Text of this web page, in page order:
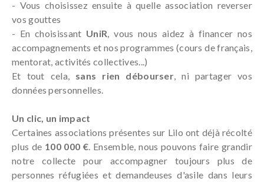
- Vous choisissez ensuite à quelle association reverser
vos gouttes
- En choisissant UniR , vous nous aidez à financer nos
accompagnements et nos programmes (cours de français,
mentorat, activités collectives...)
Et tout cela, sans rien débourser , ni partager vos
données personnelles.
Un clic, un impact
Certaines associations présentes sur Lilo ont déjà récolté
plus de 100 000 € . Ensemble, nous pouvons faire grandir
notre collecte pour accompagner toujours plus de
personnes réfugiées et demandeuses d'asile dans leurs